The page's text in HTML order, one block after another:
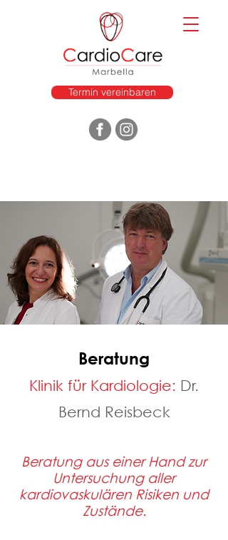
Termin vereinbaren
Beratung
Klinik für Kardiologie: Dr.
Bernd Reisbeck
Beratung aus einer Hand zur
Untersuchung aller
kardiovaskulären Risiken und
Zustände.